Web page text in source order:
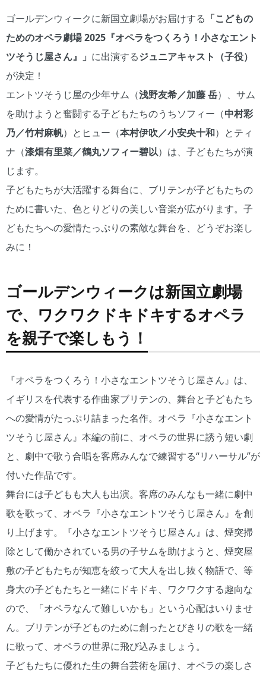
ゴールデンウィークに新国立劇場がお届けする 「こどもの
ためのオペラ劇場 2025『オペラをつくろう！小さなエント
ツそうじ屋さん』」 に出演するジュニアキャスト（子役）
が決定！
エントツそうじ屋の少年サム（浅野友希／加藤 岳）、サム
を助けようと奮闘する子どもたちのうちソフィー（中村彩
乃／竹村麻帆）とヒュー（本村伊吹／小安央十和）とティ
ナ（漆畑有里菜／鶴丸ソフィー碧以）は、子どもたちが演
じます。
子どもたちが大活躍する舞台に、ブリテンが子どもたちの
ために書いた、色とりどりの美しい音楽が広がります。子
どもたちへの愛情たっぷりの素敵な舞台を、どうぞお楽し
みに！
ゴールデンウィークは新国立劇場
で、ワクワクドキドキするオペラ
を親子で楽しもう！
『オペラをつくろう！小さなエントツそうじ屋さん』は、
イギリスを代表する作曲家ブリテンの、舞台と子どもたち
への愛情がたっぷり詰まった名作。オペラ『小さなエント
ツそうじ屋さん』本編の前に、オペラの世界に誘う短い劇
と、劇中で歌う合唱を客席みんなで練習する“リハーサル”が
付いた作品です。
舞台には子どもも大人も出演。客席のみんなも一緒に劇中
歌を歌って、オペラ『小さなエントツそうじ屋さん』を創
り上げます。『小さなエントツそうじ屋さん』は、煙突掃
除として働かされている男の子サムを助けようと、煙突屋
敷の子どもたちが知恵を絞って大人を出し抜く物語で、等
身大の子どもたちと一緒にドキドキ、ワクワクする趣向な
ので、「オペラなんて難しいかも」という心配はいりませ
ん。ブリテンが子どものために創ったとびきりの歌を一緒
に歌って、オペラの世界に飛び込みましょう。
子どもたちに優れた生の舞台芸術を届け、オペラの楽しさ